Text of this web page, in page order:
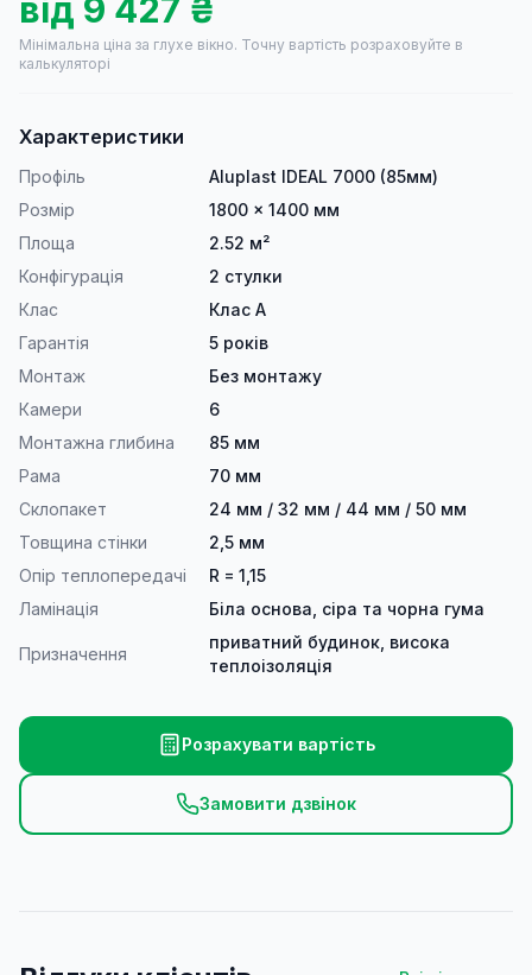
від 9 427 ₴
Мінімальна ціна за глухе вікно. Точну вартість розраховуйте в
калькуляторі
Характеристики
Профіль
Aluplast IDEAL 7000 (85мм)
Розмір
1800 × 1400 мм
Площа
2.52 м²
Конфігурація
2 стулки
Клас
Клас А
Гарантія
5 років
Монтаж
Без монтажу
Камери
6
Монтажна глибина
85 мм
Рама
70 мм
Склопакет
24 мм / 32 мм / 44 мм / 50 мм
Товщина стінки
2,5 мм
Опір теплопередачі
R = 1,15
Ламінація
Біла основа, сіра та чорна гума
Призначення
приватний будинок, висока
теплоізоляція
Розрахувати вартість
Замовити дзвінок